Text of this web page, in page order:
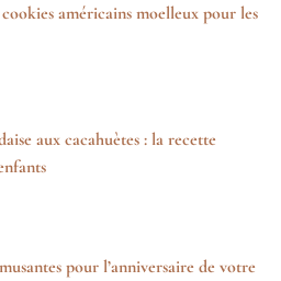
américains moelleux pour les
aux cacahuètes : la recette
pour l’anniversaire de votre